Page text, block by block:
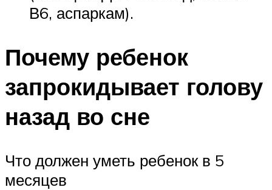
В6, аспаркам).
Почему ребенок
запрокидывает голову
назад во сне
Что должен уметь ребенок в 5
месяцев